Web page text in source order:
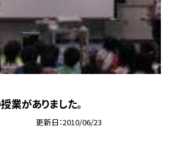
業がありました。
更新日 2010/06/23